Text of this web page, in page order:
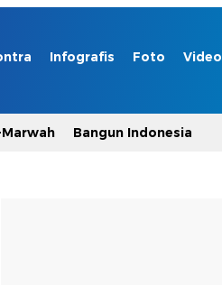
Infografis Foto Video
Bangun Indonesia